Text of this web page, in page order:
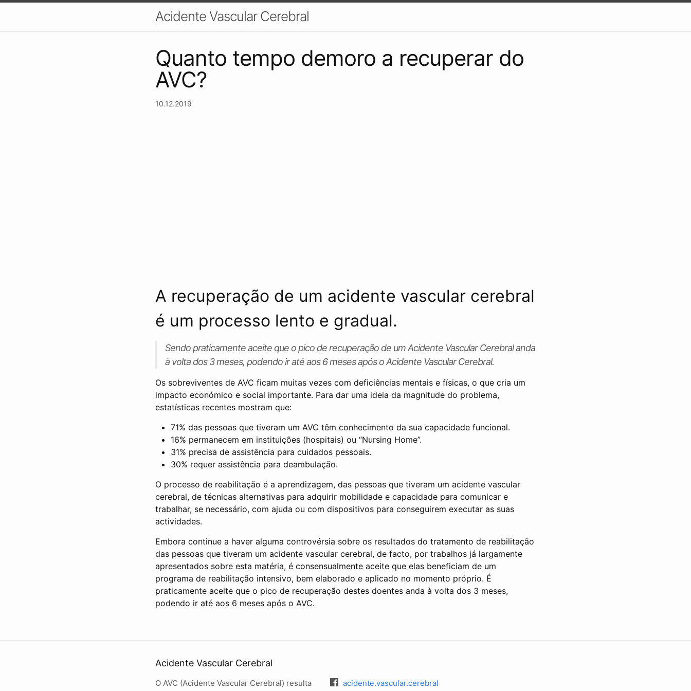
Acidente Vascular Cerebral
Quanto tempo demoro a recuperar do
AVC?
10.12.2019
A recuperação de um acidente vascular cerebral
é um processo lento e gradual.
Sendo praticamente aceite que o pico de recuperação de um Acidente Vascular Cerebral anda
à volta dos 3 meses, podendo ir até aos 6 meses após o Acidente Vascular Cerebral.
Os sobreviventes de AVC ficam muitas vezes com deficiências mentais e físicas, o que cria um
impacto económico e social importante. Para dar uma ideia da magnitude do problema,
estatísticas recentes mostram que:
71% das pessoas que tiveram um AVC têm conhecimento da sua capacidade funcional.
16% permanecem em instituições (hospitais) ou “Nursing Home”.
31% precisa de assistência para cuidados pessoais.
30% requer assistência para deambulação.
O processo de reabilitação é a aprendizagem, das pessoas que tiveram um acidente vascular
cerebral, de técnicas alternativas para adquirir mobilidade e capacidade para comunicar e
trabalhar, se necessário, com ajuda ou com dispositivos para conseguirem executar as suas
actividades.
Embora continue a haver alguma controvérsia sobre os resultados do tratamento de reabilitação
das pessoas que tiveram um acidente vascular cerebral, de facto, por trabalhos já largamente
apresentados sobre esta matéria, é consensualmente aceite que elas beneficiam de um
programa de reabilitação intensivo, bem elaborado e aplicado no momento próprio. É
praticamente aceite que o pico de recuperação destes doentes anda à volta dos 3 meses,
podendo ir até aos 6 meses após o AVC.
Acidente Vascular Cerebral
O AVC (Acidente Vascular Cerebral) resulta
acidente.vascular.cerebral